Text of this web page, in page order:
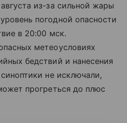
из-за сильной жары
погодной опасности
в 20:00 мск.
метеоусловиях
бедствий и нанесения
не исключали,
прогреться до плюс